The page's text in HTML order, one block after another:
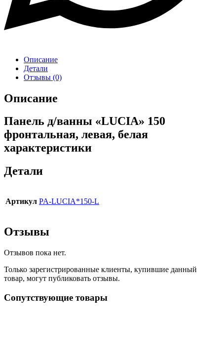
Описание
Детали
Отзывы (0)
Описание
Панель д/ванны «LUCIA» 150
фронтальная, левая, белая
характеристики
Детали
Артикул PA-LUCIA*150-L
Отзывы
Отзывов пока нет.
Только зарегистрированные клиенты, купившие данный
товар, могут публиковать отзывы.
Сопутствующие товары